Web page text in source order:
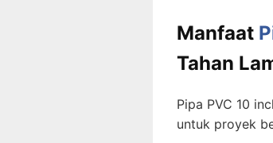
Manfaat
Tahan
Pipa PVC 10
untuk proyek